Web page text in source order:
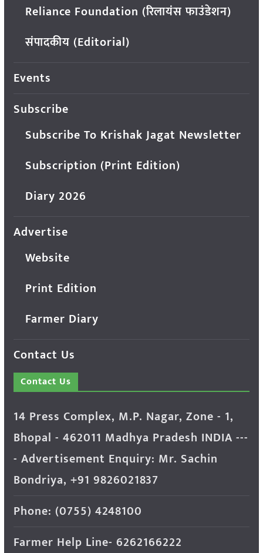
Reliance Foundation (रिलायंस फाउंडेशन)
संपादकीय (Editorial)
Events
Subscribe
Subscribe To Krishak Jagat Newsletter
Subscription (Print Edition)
Diary 2026
Advertise
Website
Print Edition
Farmer Diary
Contact Us
Contact Us
14 Press Complex, M.P. Nagar, Zone - 1,
Bhopal - 462011 Madhya Pradesh INDIA ---
- Advertisement Enquiry: Mr. Sachin
Bondriya, +91 9826021837
Phone: (0755) 4248100
Farmer Help Line- 6262166222